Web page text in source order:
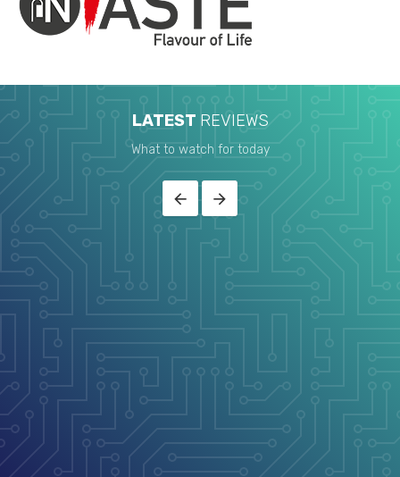
LATEST REVIEWS
What to watch for today